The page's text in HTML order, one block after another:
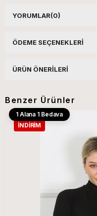
YORUMLAR(0)
ÖDEME SEÇENEKLERI
ÜRÜN ÖNERILERI
Benzer Ürünler
1 Alana 1 Bedava
İNDIRIM